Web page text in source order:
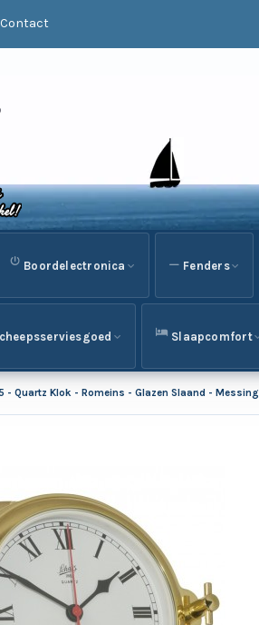
Contact
Boordelectronica Fenders
Slaapcomfort
- Quartz Klok - Romeins - Glazen Slaand - Messing